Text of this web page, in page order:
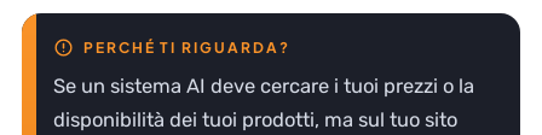
Se un sistema AI deve cercare i tuoi prezzi o la
disponibilità dei tuoi prodotti, ma sul tuo sito